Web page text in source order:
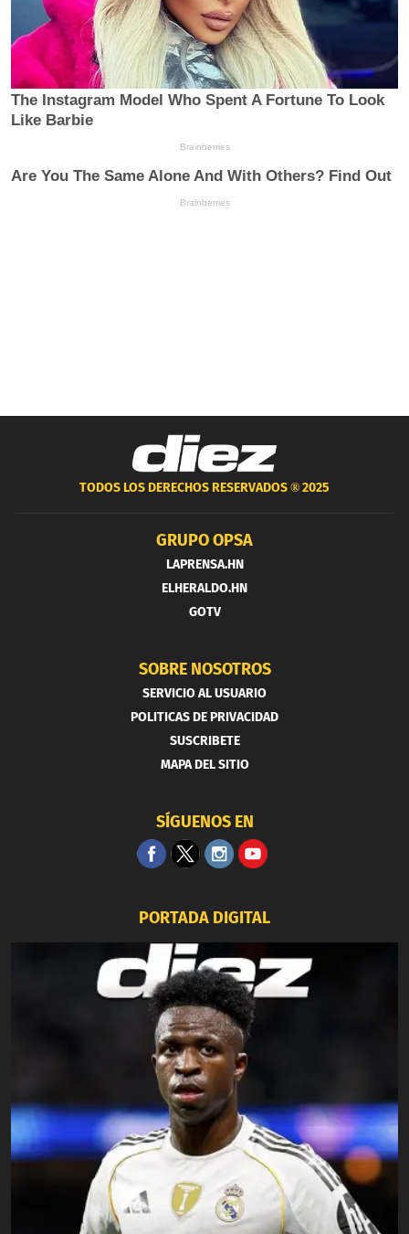
TODOS LOS DERECHOS RESERVADOS ®2025
GRUPO OPSA
LAPRENSA.HN
ELHERALDO.HN
GOTV
SOBRE NOSOTROS
SERVICIO AL USUARIO
POLITICAS DE PRIVACIDAD
SUSCRIBETE
MAPA DEL SITIO
SÍGUENOS EN
PORTADA DIGITAL